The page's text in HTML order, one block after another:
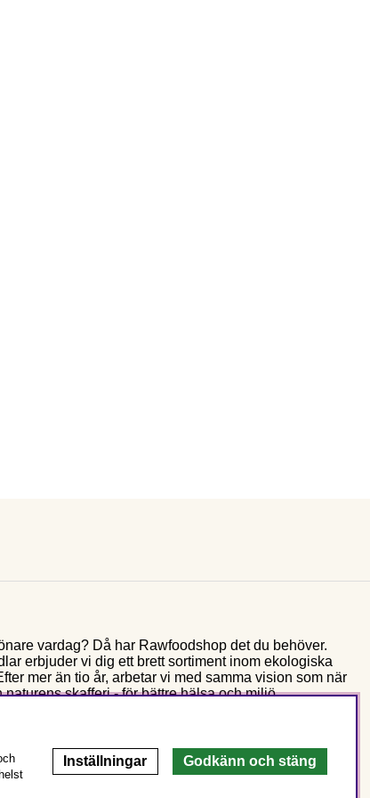
vardag? Då har Rawfoodshop det du behöver.
erbjuder vi dig ett brett sortiment inom ekologiska
mer än tio år, arbetar vi med samma vision som när
skafferi - för bättre hälsa och miljö.
Inställningar Godkänn och stäng